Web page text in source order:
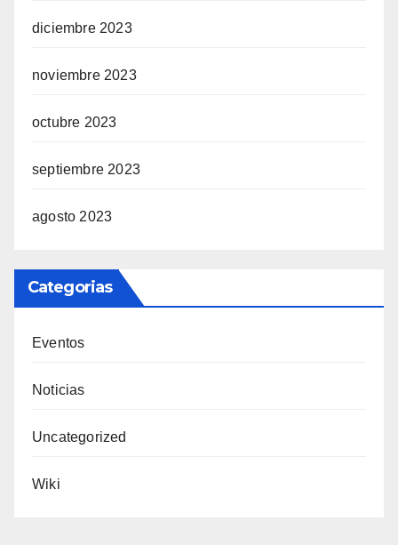
diciembre 2023
noviembre 2023
octubre 2023
septiembre 2023
agosto 2023
Categorias
Eventos
Noticias
Uncategorized
Wiki